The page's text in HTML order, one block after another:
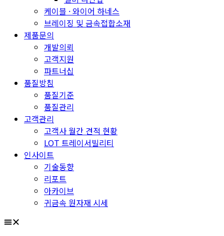
케이블 · 와이어 하네스
브레이징 및 금속접합소재
제품문의
개발의뢰
고객지원
파트너십
품질방침
품질기준
품질관리
고객관리
고객사 월간 견적 현황
LOT 트레이서빌리티
인사이트
기술동향
리포트
아카이브
귀금속 원자재 시세